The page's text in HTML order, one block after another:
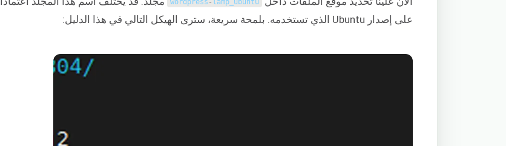
wordpress - lamp_ubuntu
على إصدار Ubuntu الذي تستخدمه. بلمحة سريعة، سترى الهيكل التالي في هذا الدليل: